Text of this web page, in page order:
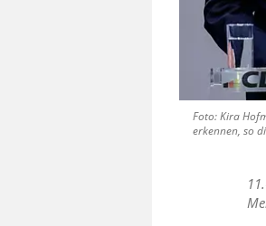
Foto: Kira
erkennen, so